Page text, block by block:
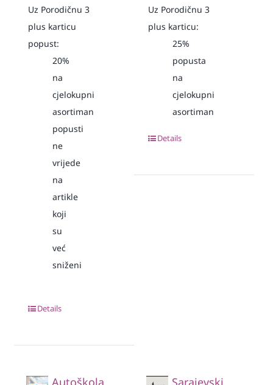
Uz Porodičnu 3
plus karticu
popust:
20%
na
cjelokupni
asortiman
popusti
ne
vrijede
na
artikle
koji
su
već
sniženi
Details
Uz Porodičnu 3
plus karticu:
25%
popusta
na
cjelokupni
asortiman
Details
Autoškola
Sarajevski